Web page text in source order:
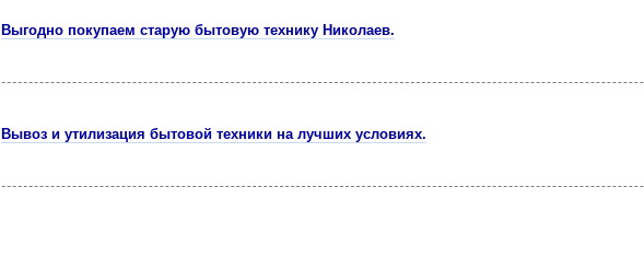
Выгодно покупаем старую бытовую технику Николаев.
Вывоз и утилизация бытовой техники на лучших условиях.